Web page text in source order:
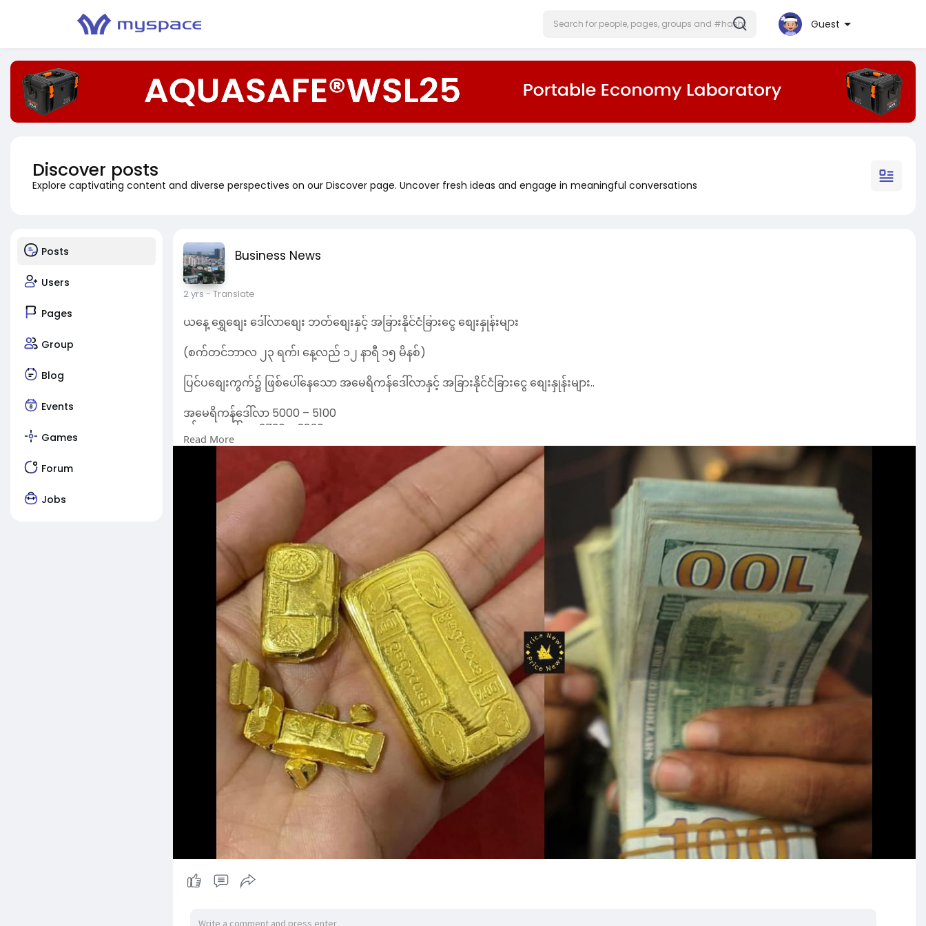
Guest
Discover posts
Explore captivating content and diverse perspectives on our Discover page. Uncover fresh ideas and engage in meaningful conversations
Posts
Users
Pages
Group
Blog
Events
Games
Forum
Jobs
Business News
2 yrs- Translate
ယနေ့ ရွှေစျေး ဒေါ်လာစျေး ဘတ်စျေးနှင့် အခြားနိုင်ငံခြားငွေ စျေးနှုန်းများ
(စက်တင်ဘာလ ၂၃ ရက်၊ နေ့လည် ၁၂ နာရီ ၁၅ မိနစ်)
ပြင်ပစျေးကွက်၌ ဖြစ်ပေါ်နေသော အမေရိကန်ဒေါ်လာနှင့် အခြားနိုင်ငံခြားငွေ စျေးနှုန်းများ..
အမေရိကန်ဒေါ်လာ 5000 – 5100
စင်ကာပူဒေါ်လာ 3730 – 3830
ဥရောပယူရို 5360 – 5530
ဂျပန်ယန်း 33.14 – 34.14
တောင်ကိုရီးယားဝမ် 3.62 – 3.73
အိန္ဒိယရူပီး 55.48 – 57.14
မလေးရှားရင်းဂစ် 1130 – 1180
တရုတ်ယွမ် 683 – 703
ထိုင်းဘတ် 146.00 – 150.39
ပြင်ပ ရွှေဈေးကွက်မှာတော့..
၁၆ ပဲရည် မီးလင်း
ရောင်းစျေး 6,820,000
ဝယ်စျေး 6,770,000
၁၅ ပဲရည်
ရောင်းစျေး 6,400,000
ဝယ်စျေး 6,350,000
ရွှေကုန်သည်အသင်း (ရန်ကုန်) သတ်မှတ်စျေးကတော့..
၁၆ ပဲရည် မီးလင်း - 5,288,000
၁၅ ပဲရည် - 4,958,000
ကမ္ဘာ့ရွှေဈေးနှုန်းမှာ တအောင်စ 2630 ဒေါ်လာ ဖြစ်သည်။
#ဘတ်စျေး
Read More